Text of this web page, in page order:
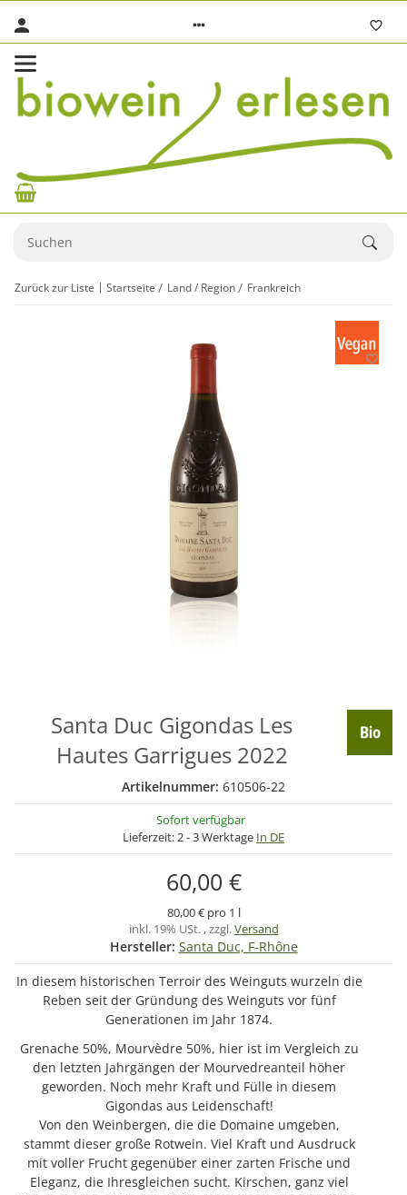
Zurück zur Liste Startseite Land / Region Frankreich
Santa Duc Gigondas Les
Hautes Garrigues 2022
Artikelnummer: 610506-22
Sofort verfügbar
Lieferzeit:2 - 3 Werktage In DE
60,00 €
80,00 € pro 1 l
inkl. 19% USt. , zzgl.Versand
Hersteller: Santa Duc, F-Rhône
In diesem historischen Terroir des Weinguts wurzeln die
Reben seit der Gründung des Weinguts vor fünf
Generationen im Jahr 1874.
Grenache 50%, Mourvèdre 50%, hier ist im Vergleich zu
den letzten Jahrgängen der Mourvedreanteil höher
geworden. Noch mehr Kraft und Fülle in diesem
Gigondas aus Leidenschaft!
Von den Weinbergen, die die Domaine umgeben,
stammt dieser große Rotwein. Viel Kraft und Ausdruck
mit voller Frucht gegenüber einer zarten Frische und
Eleganz, die Ihresgleichen sucht. Kirschen, ganz viel